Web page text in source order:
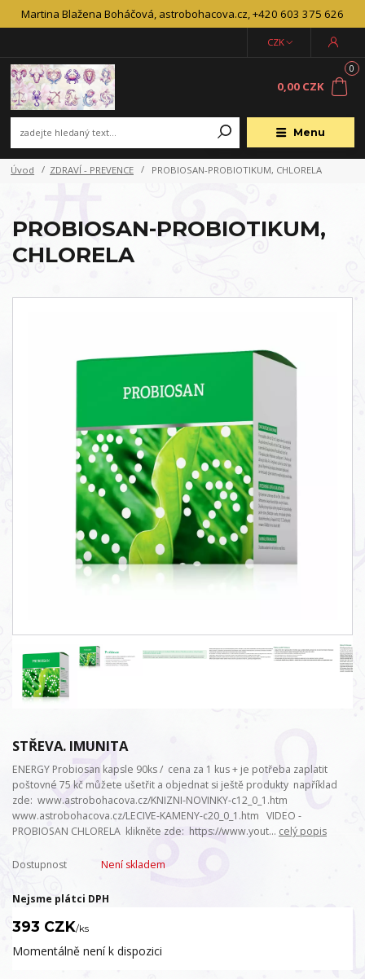
Martina Blažena Boháčová, astrobohacova.cz, +420 603 375 626
Menu
CZK
0
0,00 CZK
Úvod ZDRAVÍ - PREVENCE PROBIOSAN-PROBIOTIKUM, CHLORELA
PROBIOSAN-PROBIOTIKUM,
CHLORELA
STŘEVA. IMUNITA
ENERGY Probiosan kapsle 90ks / cena za 1 kus + je potřeba zaplatit
poštovné 75 kč můžete ušetřit a objednat si ještě produkty například
zde: www.astrobohacova.cz/KNIZNI-NOVINKY-c12_0_1.htm
www.astrobohacova.cz/LECIVE-KAMENY-c20_0_1.htm VIDEO -
PROBIOSAN CHLORELA klikněte zde: https://www.yout... celý popis
Dostupnost Není skladem
Nejsme plátci DPH
393 CZK/ks
Momentálně není k dispozici